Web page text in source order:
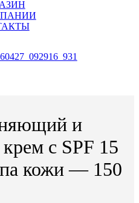
и
с SPF 15
кожи — 150